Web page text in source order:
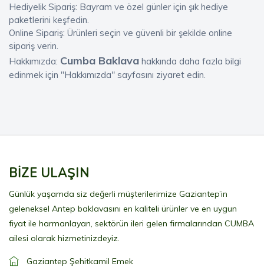
Hediyelik Sipariş: Bayram ve özel günler için şık hediye
paketlerini keşfedin.
Online Sipariş: Ürünleri seçin ve güvenli bir şekilde online
sipariş verin.
Hakkımızda: Cumba Baklava hakkında daha fazla bilgi
edinmek için "Hakkımızda" sayfasını ziyaret edin.
BİZE ULAŞIN
Günlük yaşamda siz değerli müşterilerimize Gaziantep’in
geleneksel Antep baklavasını en kaliteli ürünler ve en uygun
fiyat ile harmanlayan, sektörün ileri gelen firmalarından CUMBA
ailesi olarak hizmetinizdeyiz.
Gaziantep Şehitkamil Emek